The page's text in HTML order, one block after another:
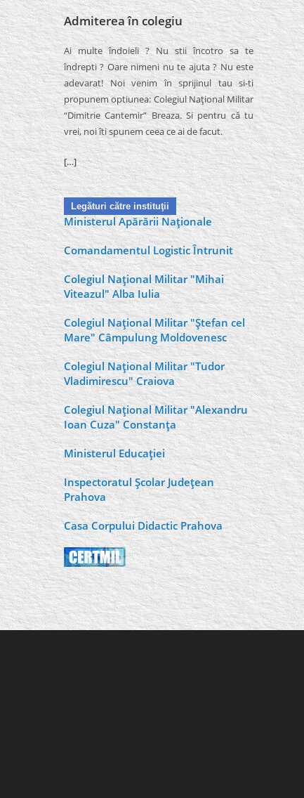
Admiterea în colegiu
Ai multe îndoieli ? Nu stii încotro sa te
îndrepti ? Oare nimeni nu te ajuta ? Nu este
adevarat! Noi venim în sprijinul tau si-ti
propunem optiunea: Colegiul Naţional Militar
“Dimitrie Cantemir” Breaza. Si pentru că tu
vrei, noi îti spunem ceea ce ai de facut.
[…]
Legături către instituţii
Ministerul Apărării Naţionale
Comandamentul Logistic Întrunit
Colegiul Naţional Militar "Mihai
Viteazul" Alba Iulia
Colegiul Naţional Militar "Ştefan cel
Mare" Câmpulung Moldovenesc
Colegiul Naţional Militar "Tudor
Vladimirescu" Craiova
Colegiul Naţional Militar "Alexandru
Ioan Cuza" Constanţa
Ministerul Educaţiei
Inspectoratul Şcolar Judeţean
Prahova
Casa Corpului Didactic Prahova